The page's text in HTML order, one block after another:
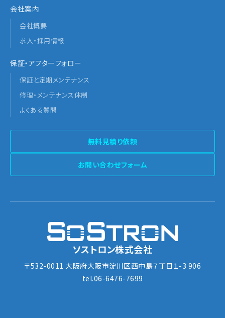
会社案内
会社概要
求人・採用情報
保証・アフターフォロー
保証と定期メンテナンス
修理・メンテナンス体制
よくある質問
無料見積り依頼
お問い合わせフォーム
ソストロン株式会社
〒532-0011 大阪府大阪市淀川区西中島７丁目１-3 906
tel.06-6476-7699